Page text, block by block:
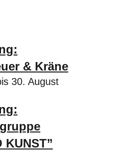
& Kräne
30. August
KUNST”